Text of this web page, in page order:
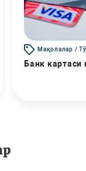
Мақолалар /
Банк картаси